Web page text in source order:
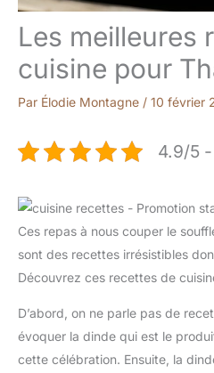
Les meilleures
cuisine pour
Par Élodie Montagne / 10 février
4.9/5
Ces repas à nous couper le
sont des recettes irrésistibles
Découvrez ces recettes de
D’abord, on ne parle pas de
évoquer la dinde qui est le
cette célébration. Ensuite, la